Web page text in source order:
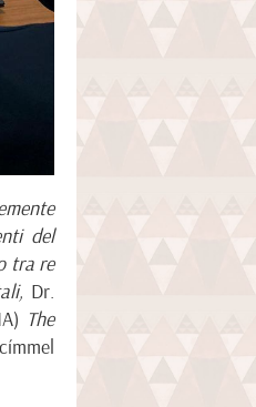
del
tra re
Dr.
The
címmel